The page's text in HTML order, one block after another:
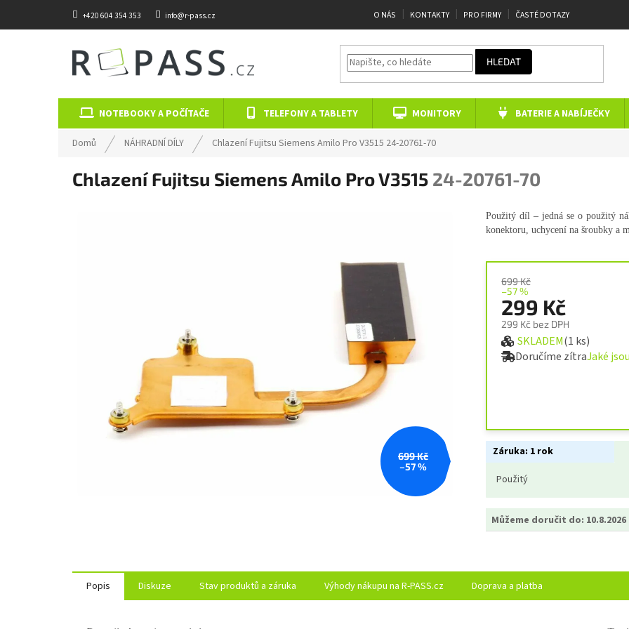
+420 604 354 353 info@r-pass.cz O NÁS KONTAKTY PRO FIRMY ČASTÉ DOTAZY
HLEDAT
NOTEBOOKY A POČÍTAČE TELEFONY A TABLETY MONITORY BATERIE A NABÍJEČKY
Domů NÁHRADNÍ DÍLY Chlazení Fujitsu Siemens Amilo Pro V3515 24-20761-70
Chlazení Fujitsu Siemens Amilo Pro V3515 24-20761-70
699 Kč
–57 %
699 Kč
–57 %
299 Kč
299 Kč bez DPH
Měrná cena:
SKLADEM(1 ks)
Doručíme zítraJaké
Záruka: 1 rok
Použitý
Můžeme doručit do: 10.8.2026
Použitý díl – jedná se o použitý
konektoru, uchycení na šroubky a
Popis Diskuze Stav produktů a záruka Výhody nákupu na R-PASS.cz Doprava a platba